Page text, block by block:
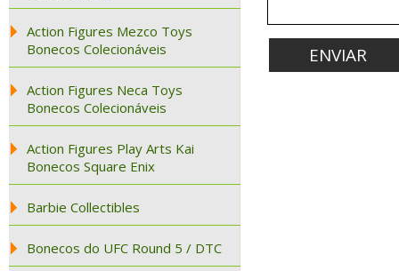
Action Figures Mezco Toys
Bonecos Colecionáveis
Action Figures Neca Toys
Bonecos Colecionáveis
Action Figures Play Arts Kai
Bonecos Square Enix
Barbie Collectibles
Bonecos do UFC Round 5 / DTC